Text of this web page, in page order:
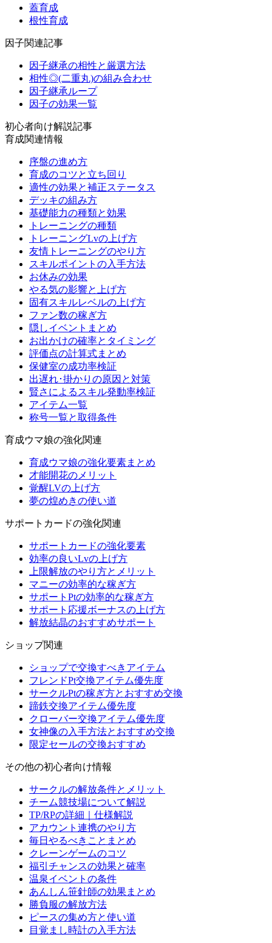
蓋育成
根性育成
因子関連記事
因子継承の相性と厳選方法
相性◎(二重丸)の組み合わせ
因子継承ループ
因子の効果一覧
初心者向け解説記事
育成関連情報
序盤の進め方
育成のコツと立ち回り
適性の効果と補正ステータス
デッキの組み方
基礎能力の種類と効果
トレーニングの種類
トレーニングLvの上げ方
友情トレーニングのやり方
スキルポイントの入手方法
お休みの効果
やる気の影響と上げ方
固有スキルレベルの上げ方
ファン数の稼ぎ方
隠しイベントまとめ
お出かけの確率とタイミング
評価点の計算式まとめ
保健室の成功率検証
出遅れ･掛かりの原因と対策
賢さによるスキル発動率検証
アイテム一覧
称号一覧と取得条件
育成ウマ娘の強化関連
育成ウマ娘の強化要素まとめ
才能開花のメリット
覚醒LVの上げ方
夢の煌めきの使い道
サポートカードの強化関連
サポートカードの強化要素
効率の良いLvの上げ方
上限解放のやり方とメリット
マニーの効率的な稼ぎ方
サポートPtの効率的な稼ぎ方
サポート応援ボーナスの上げ方
解放結晶のおすすめサポート
ショップ関連
ショップで交換すべきアイテム
フレンドPt交換アイテム優先度
サークルPtの稼ぎ方とおすすめ交換
蹄鉄交換アイテム優先度
クローバー交換アイテム優先度
女神像の入手方法とおすすめ交換
限定セールの交換おすすめ
その他の初心者向け情報
サークルの解放条件とメリット
チーム競技場について解説
TP/RPの詳細｜仕様解説
アカウント連携のやり方
毎日やるべきことまとめ
クレーンゲームのコツ
福引チャンスの効果と確率
温泉イベントの条件
あんしん笹針師の効果まとめ
勝負服の解放方法
ピースの集め方と使い道
目覚まし時計の入手方法